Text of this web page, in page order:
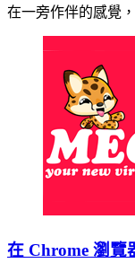
在一旁作伴的感覺
在 Chrome 瀏覽